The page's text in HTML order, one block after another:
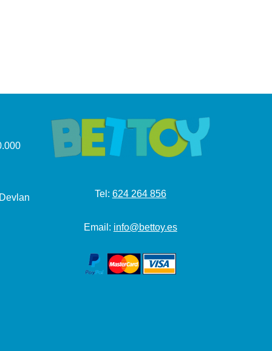
Tel: 624 264 856
Email: info@bettoy.es